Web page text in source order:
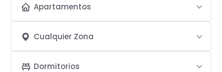
Apartamentos
Cualquier Zona
Dormitorios